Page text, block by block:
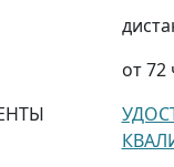
от 72